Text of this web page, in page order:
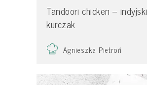
Tandoori chicken – indyjski
kurczak
Agnieszka Pietroń